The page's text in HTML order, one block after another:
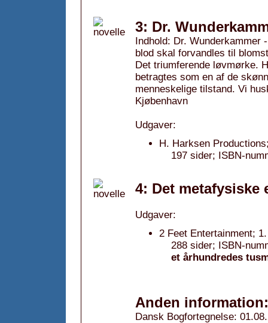
3: Dr.
Indhold: Dr.
blod skal forvandles til
Det triumferende løvmørke.
betragtes som en af de
menneskelige tilstand. Vi
Kjøbenhavn
Udgaver:
H. Harksen
197 sider; ISBN-
4: Det metafysiske
Udgaver:
2 Feet Entertainment;
288 sider; ISBN-
et århundredes
Anden information:
Dansk Bogfortegnelse: